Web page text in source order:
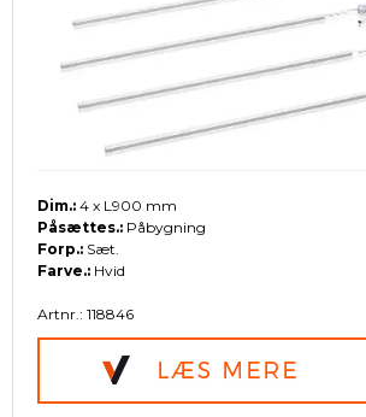
Dim.: 4 x L900 mm
Påsættes.: Påbygning
Forp.: Sæt.
Farve.: Hvid
Artnr.: 118846